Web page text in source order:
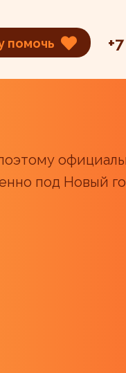
помочь
под Новый